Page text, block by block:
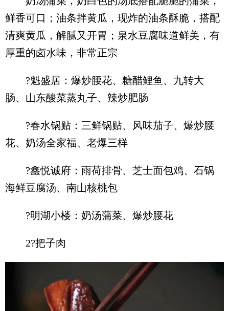
鲜香可口；油条拌黄瓜，现炸的油条酥脆，搭配
清爽黄瓜，解腻又开胃；泉水豆腐味道鲜美，有
厚重的卤水味，非常正宗
?魁盛居：爆炒腰花、糖醋鲤鱼、九转大
肠、山东酸菜蒸丸子、辣炒肥肠
?春水锅贴：三鲜锅贴、风味茄子、爆炒腰
花、奶汤全家福、老爆三样
?鑫悦诚府：雨荷排骨、芝士面包鸡、石锅
海鲜豆腐汤、南山核桃包
?明湖小楼：奶汤蒲菜、爆炒腰花
2?把子肉